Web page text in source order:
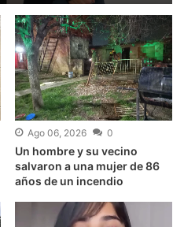
Ago 06, 2026 0
Un hombre y su vecino
salvaron a una mujer de 86
años de un incendio